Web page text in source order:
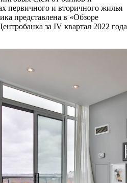
первичного и вторичного жилья
представлена в «Обзоре
за IV квартал 2022 года